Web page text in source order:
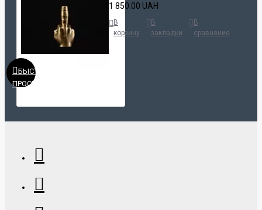
БЫСТРЫЙ
ПРОСМОТР
1 850.00 UAH
В
корзину
В
закладки
В
сравнение